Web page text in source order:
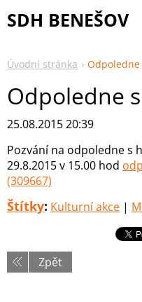
SDH BENEŠOV
Úvodní stránka Odpoledne
Odpoledne
25.08.2015 20:39
Pozvání na odpoledne s
29.8.2015 v 15.00 hod
(309667)
Štítky: Kulturní akce |
Zpět